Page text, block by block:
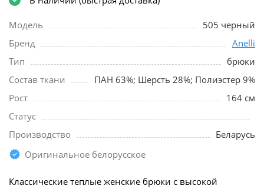
Модель
505 черный
Бренд
Anelli
Тип
брюки
Состав ткани
ПАН 63%; Шерсть 28%; Полиэстер 9%
Рост
164 см
Статус
Производство
Беларусь
Оригинальное белорусское
Классические теплые женские брюки с высокой